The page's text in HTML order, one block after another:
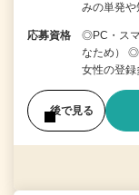
みの単発
応募資格
◎PC・ス
なため）
女性の登
後で見る